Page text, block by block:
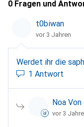
0 Fragen und
t0biwan
vor 3 Jahren
Werdet ihr die
1 Antwort
Noa Von
vor 3